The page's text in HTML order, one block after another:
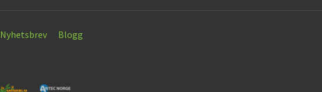
Nyhetsbrev Blogg